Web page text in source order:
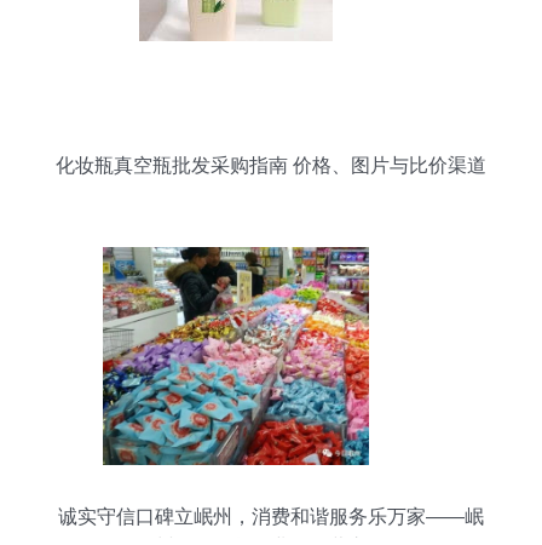
化妆瓶真空瓶批发采购指南 价格、图片与比价渠道
诚实守信口碑立岷州，消费和谐服务乐万家——岷